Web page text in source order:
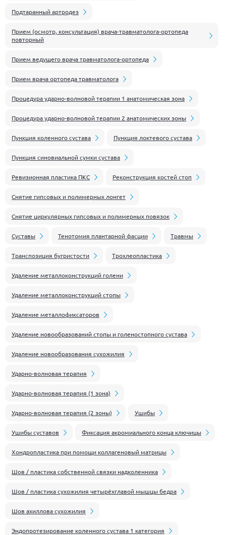
Подтаранный артродез
Прием (осмотр, консультация) врача-травматолога-ортопеда
повторный
Прием ведущего врача травматолога-ортопеда
Прием врача ортопеда травматолога
Процедура ударно-волновой терапии 1 анатомическая зона
Процедура ударно-волновой терапии 2 анатомических зоны
Пункция коленного сустава Пункция локтевого сустава
Пункция синовиальной сумки сустава
Ревизионная пластика ПКС Реконструкция костей стоп
Снятие гипсовых и полимерных лонгет
Снятие циркулярных гипсовых и полимерных повязок
Суставы Тенотомия плантарной фасции Травмы
Транспозиция бугристости Трохлеопластика
Удаление металлоконструкций голени
Удаление металлоконструкций стопы
Удаление металлофиксаторов
Удаление новообразований стопы и голеностопного сустава
Удаление новообразования сухожилия
Ударно-волновая терапия
Ударно-волновая терапия (1 зона)
Ударно-волновая терапия (2 зоны) Ушибы
Ушибы суставов Фиксация акромиального конца ключицы
Хондропластика при помощи коллагеновый матрицы
Шов / пластика собственной связки надколенника
Шов / пластика сухожилия четырёхглавой мышцы бедра
Шов ахиллова сухожилия
Эндопротезирование коленного сустава 1 категория